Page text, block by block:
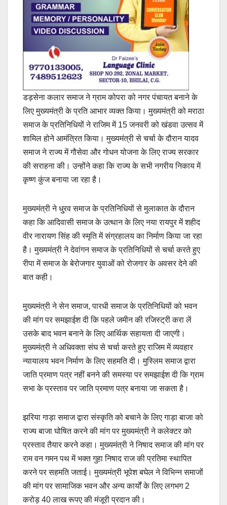
डड़सेना कलार समाज ने ग्राम कोपरा को नगर पंचायत बनाने के
लिए मुख्यमंत्री के प्रति आभार व्यक्त किया। मुख्यमंत्री को मराठा
समाज के प्रतिनिधियों ने राजिम में 15 जनवरी को खंडवा उत्सव में
शामिल होने आमंत्रित किया। मुख्यमंत्री से चर्चा के दौरान यादव
समाज ने राज्य में गौसेवा और गोधन योजना के लिए राज्य सरकार
की सराहना की। उन्होंने कहा कि राज्य के सभी नगरीय निकाय में
कृष्ण कुंज बनाया जा रहा है।
मुख्यमंत्री ने धु्रव समाज के प्रतिनिधियों से मुलाकात के दौरान
कहा कि आदिवासी समाज के उत्थान के लिए नया रायपुर में शहीद
वीर नारायण सिंह की स्मृति में संग्रहालय का निर्माण किया जा रहा
है। मुख्यमंत्री ने देवांगन समाज के प्रतिनिधियों से चर्चा करते हुए
रीपा में समाज के बेरोजगार युवाओं को रोजगार के अवसर देने की
बात कही।
मुख्यमंत्री ने सेन समाज, पारधी समाज के प्रतिनिधियों को भवन
की मांग पर समझाईश दी कि पहले जमीन की रजिस्ट्री करा लें
उसके बाद भवन बनाने के लिए आर्थिक सहायता दी जाएगी।
मुख्यमंत्री ने अधिवक्ता संघ से चर्चा करते हुए राजिम में व्यवहार
न्यायालय भवन निर्माण के लिए सहमति दी। मुस्लिम समाज द्वारा
जाति प्रमाण पत्र नहीं बनने की समस्या पर समझाईश दी कि ग्राम
सभा के प्रस्ताव पर जाति प्रमाण पत्र बनाया जा सकता है।
झरिया गाड़ा समाज द्वारा संस्कृति को बचाने के लिए गाड़ा बाजा को
राज्य बाजा घोषित करने की मांग पर मुख्यमंत्री ने कलेक्टर को
प्रस्ताव तैयार करने कहा। मुख्यमंत्री ने निषाद समाज की मांग पर
राम वन गमन पथ में भक्त गुहा निषाद राज की प्रतिमा स्थापित
करने पर सहमति जताई। मुख्यमंत्री भूपेश बघेल ने विभिन्न समाजों
की मांग पर सामाजिक भवन और अन्य कार्यों के लिए लगभग 2
करोड़ 40 लाख रूपए की मंजूरी प्रदान की।